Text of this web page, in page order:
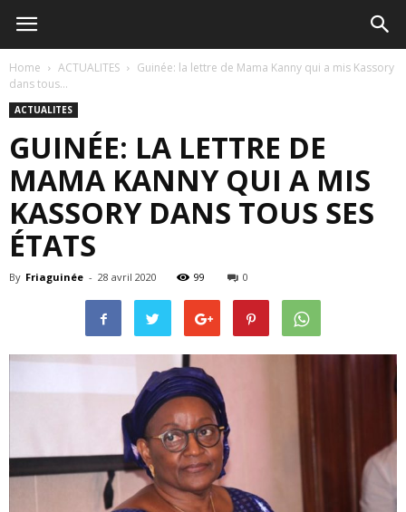
Home ACTUALITES
Guinée: la lettre de Mama Kanny qui a mis Kassory
dans tous...
ACTUALITES
GUINÉE: LA LETTRE DE
MAMA KANNY QUI A MIS
KASSORY DANS TOUS SES
ÉTATS
By Friaguinée - 28 avril 2020 99 0